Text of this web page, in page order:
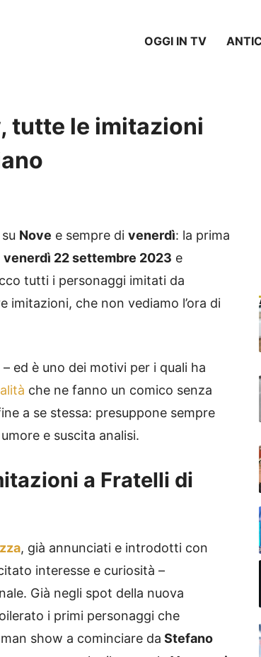
OGGI IN TV
tutte le imitazioni
Nove e sempre di venerdì: la prima
venerdì 22 settembre 2023 e
tutti i personaggi imitati da
imitazioni, che non vediamo l’ora di
– ed è uno dei motivi per i quali ha
che ne fanno un comico senza
a se stessa: presuppone sempre
e suscita analisi.
a Fratelli di
, già annunciati e introdotti con
interesse e curiosità –
Già negli spot della nuova
i primi personaggi che
show a cominciare da Stefano